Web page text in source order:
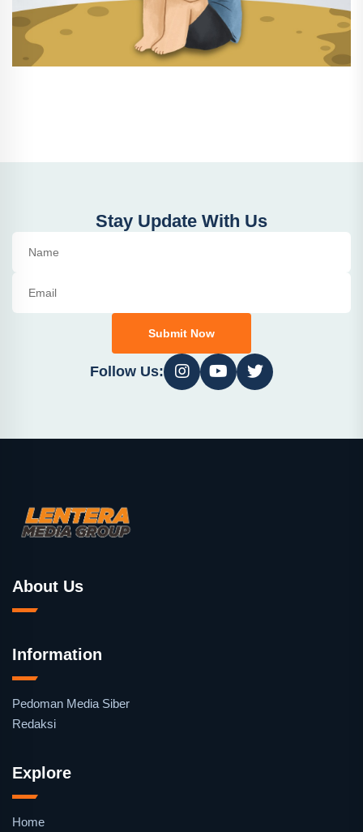
Stay Update With Us
Submit Now
Follow Us:
About Us
Information
Pedoman Media Siber
Redaksi
Explore
Home